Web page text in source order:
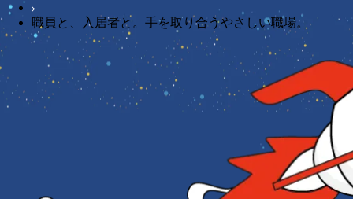
職員と、入居者と。手を取り合うやさしい職場。